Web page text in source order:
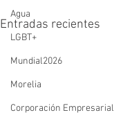
Agua
LGBT+
Mundial2026
Morelia
Corporación Empresarial
Entradas recientes